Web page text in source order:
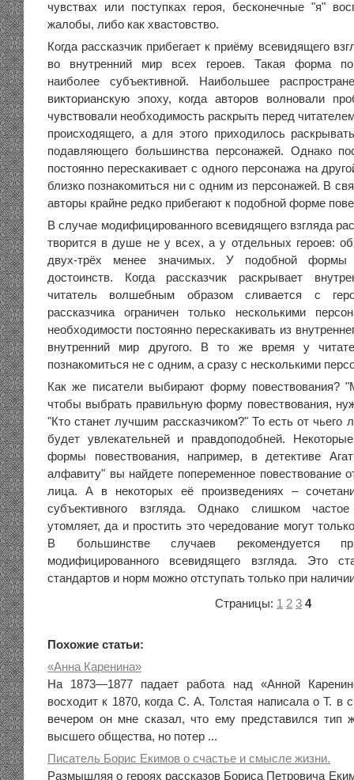
чувствах или поступках героя, бесконечные "я"
жалобы, либо как хвастовство.
Когда рассказчик прибегает к приёму всевидящего
во внутренний мир всех героев. Такая форма
наиболее субъективной. Наибольшее
викторианскую эпоху, когда авторов волновали
чувствовали необходимость раскрыть перед
происходящего, а для этого приходилось
подавляющего большинства персонажей. Однако
постоянно перескакивает с одного персонажа на
близко познакомиться ни с одним из персонажей. В
авторы крайне редко прибегают к подобной форме
В случае модифицированного всевидящего взгляда
творится в душе не у всех, а у отдельных героев:
двух-трёх менее значимых. У подобной формы
достоинств. Когда рассказчик раскрывает
читатель волшебным образом сливается с
рассказчика ограничен только несколькими
необходимости постоянно перескакивать из
внутренний мир другого. В то же время у
познакомиться не с одним, а сразу с несколькими
Как же писатели выбирают форму повествования?
чтобы выбрать правильную форму повествования,
"Кто станет лучшим рассказчиком?" То есть от чьего
будет увлекательней и правдоподобней.
формы повествования, например, в детективе
алфавиту" вы найдете попеременное повествование
лица. А в некоторых её произведениях –
субъективного взгляда. Однако слишком
утомляет, да и простить это чередование могут
В большинстве случаев рекомендуется
модифицированного всевидящего взгляда. Это
стандартов и норм можно отступать только при
Страницы: 1 2 3 4
Похожие статьи:
«Анна Каренина»
На 1873—1877 падает работа над «Анной
восходит к 1870, когда С. А. Толстая написала о Т. в
вечером он мне сказал, что ему представился тип
высшего общества, но потер ...
Писатель Борис Екимов о счастье и смысле жизни.
Размышляя о героях рассказов Бориса Петровича